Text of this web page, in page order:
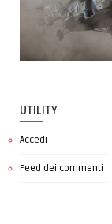
UTILITY
Accedi
Feed dei commenti